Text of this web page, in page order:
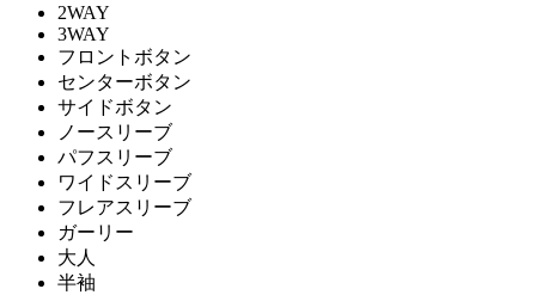
2WAY
3WAY
フロントボタン
センターボタン
サイドボタン
ノースリーブ
パフスリーブ
ワイドスリーブ
フレアスリーブ
ガーリー
大人
半袖